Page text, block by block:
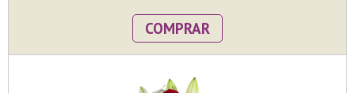
COMPRAR